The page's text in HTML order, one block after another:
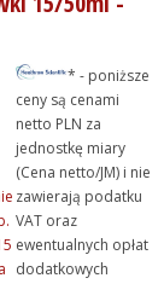
* - poniższe
ceny są cenami
netto PLN za
jednostkę miary
(Cena netto/JM) i nie
zawierają podatku
VAT oraz
ewentualnych opłat
dodatkowych